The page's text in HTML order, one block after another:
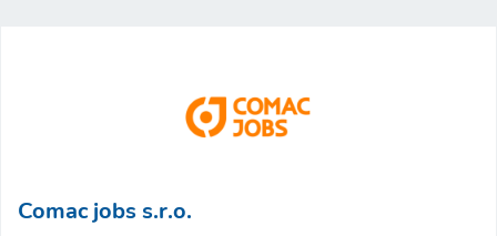
Comac jobs s.r.o.